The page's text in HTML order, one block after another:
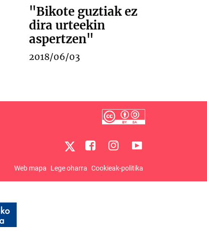
"Bikote guztiak ez
dira urteekin
aspertzen"
2018/06/03
Web mapa Lege oharra Cookieak-politika